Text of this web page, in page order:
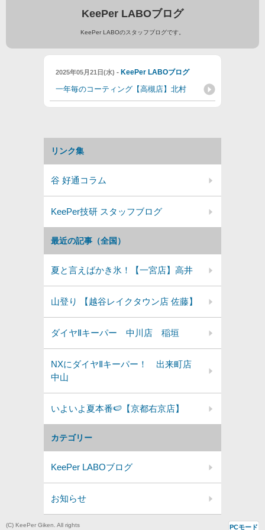
KeePer LABOブログ
KeePer LABOのスタッフブログです。
2025年05月21日(水) - KeePer LABOブログ
一年毎のコーティング【高槻店】北村
カテゴリー
KeePer LABOブログ
お知らせ
最近の記事（全国）
夏と言えばかき氷！【一宮店】高井
山登り 【越谷レイクタウン店 佐藤】
ダイヤⅡキーパー 中川店 稲垣
NXにダイヤⅡキーパー！ 出来町店
中山
いよいよ夏本番🍉【京都右京店】
リンク集
谷 好通コラム
KeePer技研 スタッフブログ
(C) KeePer Giken. All rights PCモード